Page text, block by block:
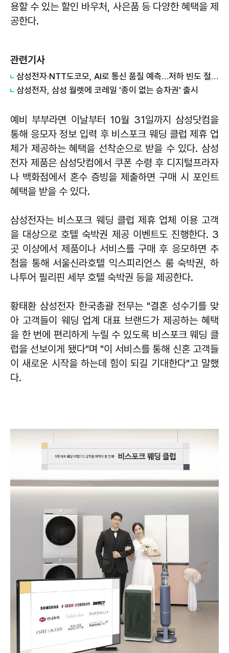
용할 수 있는 할인 바우처, 사은품 등 다양한 혜택을 제
공한다.
관련기사
삼성전자·NTT도코모, AI로 통신 품질 예측…저하 빈도 절반 줄였다
삼성전자, 삼성 월렛에 코레일 '종이 없는 승차권' 출시
예비 부부라면 이날부터 10월 31일까지 삼성닷컴을
통해 응모자 정보 입력 후 비스포크 웨딩 클럽 제휴 업
체가 제공하는 혜택을 선착순으로 받을 수 있다. 삼성
전자 제품은 삼성닷컴에서 쿠폰 수령 후 디지털프라자
나 백화점에서 혼수 증빙을 제출하면 구매 시 포인트
혜택을 받을 수 있다.
삼성전자는 비스포크 웨딩 클럽 제휴 업체 이용 고객
을 대상으로 호텔 숙박권 제공 이벤트도 진행한다. 3
곳 이상에서 제품이나 서비스를 구매 후 응모하면 추
첨을 통해 서울신라호텔 익스피리언스 룸 숙박권, 하
나투어 필리핀 세부 호텔 숙박권 등을 제공한다.
황태환 삼성전자 한국총괄 전무는 "결혼 성수기를 맞
아 고객들이 웨딩 업계 대표 브랜드가 제공하는 혜택
을 한 번에 편리하게 누릴 수 있도록 비스포크 웨딩 클
럽을 선보이게 됐다"며 "이 서비스를 통해 신혼 고객들
이 새로운 시작을 하는데 힘이 되길 기대한다"고 말했
다.